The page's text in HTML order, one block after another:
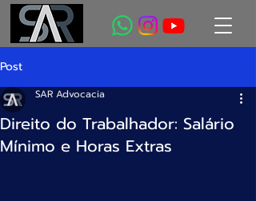
Post
Direito do Trabalhador: Salário
Mínimo e Horas Extras
SAR Advocacia